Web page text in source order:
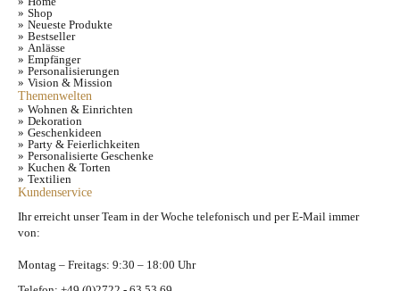
Shop
Neueste Produkte
Bestseller
Anlässe
Empfänger
Personalisierungen
Vision & Mission
Themenwelten
Wohnen & Einrichten
Dekoration
Geschenkideen
Party & Feierlichkeiten
Personalisierte Geschenke
Kuchen & Torten
Textilien
Kundenservice
Ihr erreicht unser Team in der Woche telefonisch und per E-Mail immer
von:
Montag – Freitags: 9:30 – 18:00 Uhr